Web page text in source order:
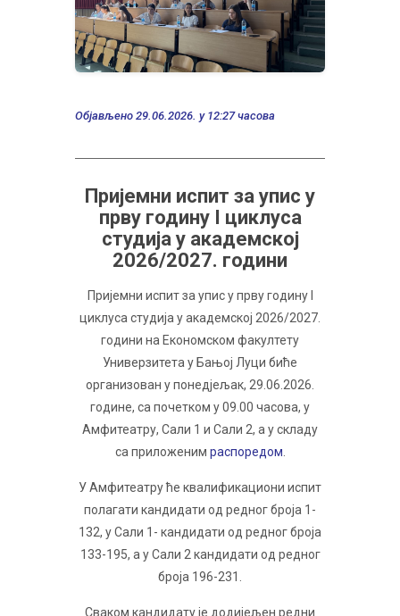
Објављено 29.06.2026. у 12:27 часова
Пријемни испит за упис у
прву годину I циклуса
студија у академској
2026/2027. години
Пријемни испит за упис у прву годину I
циклуса студија у академској 2026/2027.
години на Економском факултету
Универзитета у Бањој Луци биће
организован у понедјељак, 29.06.2026.
године, са почетком у 09.00 часова, у
Амфитеатру, Сали 1 и Сали 2, а у складу
са приложеним распоредом
У Амфитеатру ће квалификациони испит
полагати кандидати од редног броја 1-
132, у Сали 1- кандидати од редног броја
133-195, a у Сали 2 кандидати од редног
броја 196-231.
Сваком кандидату је додијељен редни